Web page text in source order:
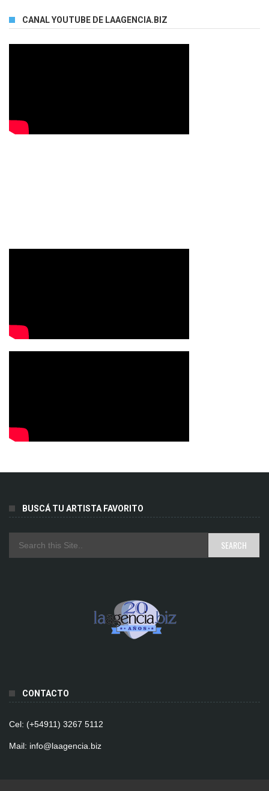
CANAL YOUTUBE DE LAAGENCIA.BIZ
BUSCÁ TU ARTISTA FAVORITO
CONTACTO
Cel: (+54911) 3267 5112
Mail: info@laagencia.biz